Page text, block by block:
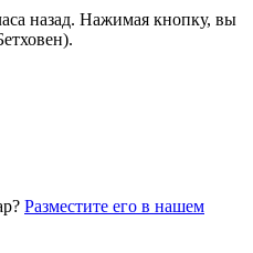
назад. Нажимая кнопку, вы
Разместите его в нашем